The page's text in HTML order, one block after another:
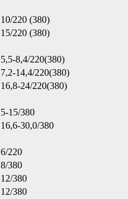
10/220 (380)
15/220 (380)
5,5-8,4/220(380)
7,2-14,4/220(380)
16,8-24/220(380)
5-15/380
16,6-30,0/380
6/220
8/380
12/380
12/380